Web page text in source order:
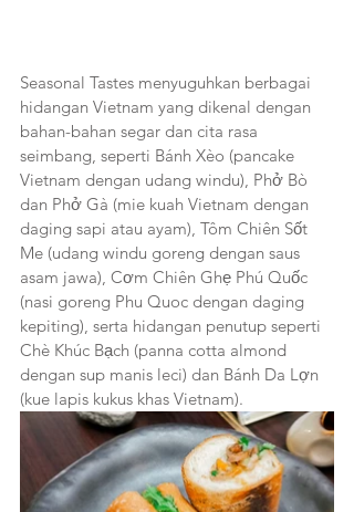
Seasonal Tastes menyuguhkan berbagai
hidangan Vietnam yang dikenal dengan
bahan-bahan segar dan cita rasa
seimbang, seperti Bánh Xèo (pancake
Vietnam dengan udang windu), Phở Bò
dan Phở Gà (mie kuah Vietnam dengan
daging sapi atau ayam), Tôm Chiên Sốt
Me (udang windu goreng dengan saus
asam jawa), Cơm Chiên Ghẹ Phú Quốc
(nasi goreng Phu Quoc dengan daging
kepiting), serta hidangan penutup seperti
Chè Khúc Bạch (panna cotta almond
dengan sup manis leci) dan Bánh Da Lợn
(kue lapis kukus khas Vietnam).